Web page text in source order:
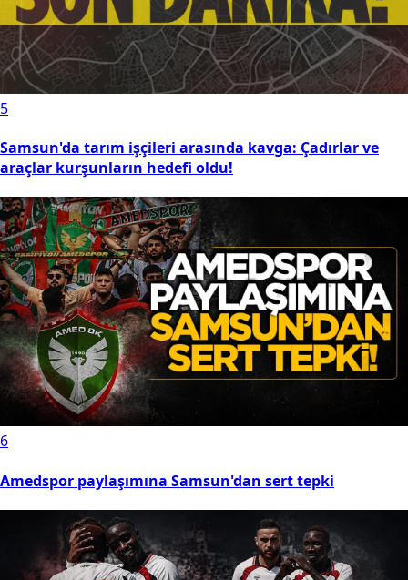
5
Samsun'da tarım işçileri arasında kavga: Çadırlar ve
araçlar kurşunların hedefi oldu!
6
Amedspor paylaşımına Samsun'dan sert tepki